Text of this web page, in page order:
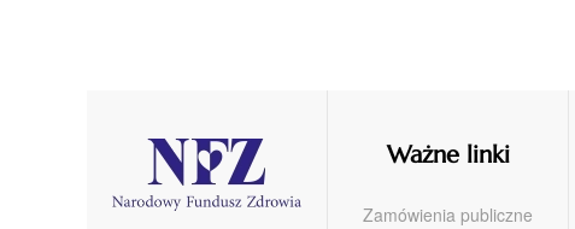
Ważne linki
Zamówienia publiczne